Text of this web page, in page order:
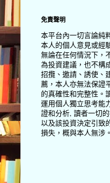
免責聲明
本平台內一切言論純
本人的個人意見或經
無論在任何情況下，
為投資建議，也不構
招攬、邀請、誘使、
薦，本人亦無法保證
的真確性和完整性。
運用個人獨立思考能
證和分析, 讀者一切
以及該投資決定引致
損失，概與本人無涉。